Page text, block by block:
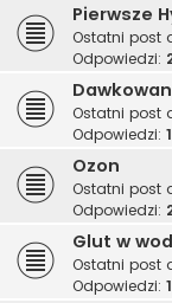
Pierwsze
Ostatni post
Odpowiedzi:
Ostatni post
Odpowiedzi: 1
Ozon
Ostatni post
Odpowiedzi:
Glut w
Ostatni post
Odpowiedzi: 1